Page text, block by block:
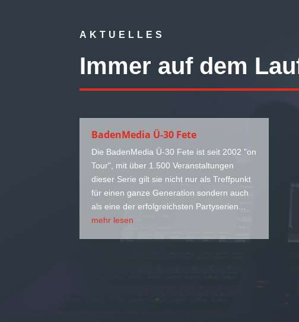
AKTUELLES
Immer auf dem
BadenMedia Ü-30 Fete
Die BadenMedia Ü-30 Fete ist seit 2002 "on
Tour", mit über 1.500 Veranstaltungen
dieser Serie gilt sie nicht nur als Treffpunkt
für einen ganze Generation sondern auch
als eine der erfolgreichsten Partyserien...
mehr lesen